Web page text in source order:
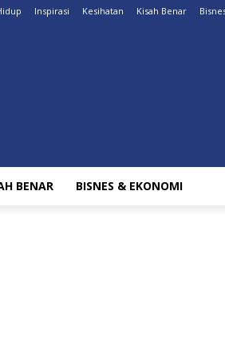
Inspirasi Kesihatan Kisah Benar
BENAR BISNES & EKONOMI